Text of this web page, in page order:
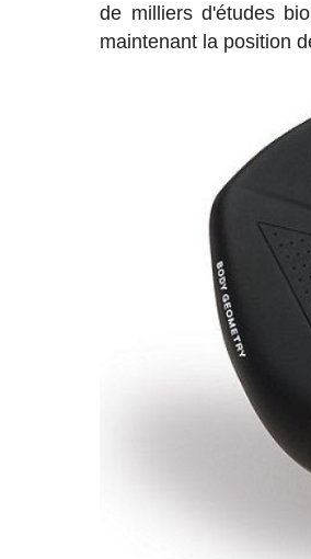
de milliers d'études
maintenant la position